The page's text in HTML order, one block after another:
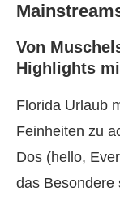
Von
Highlights
Florida Urlaub
Feinheiten zu
Dos (hello,
das Besondere